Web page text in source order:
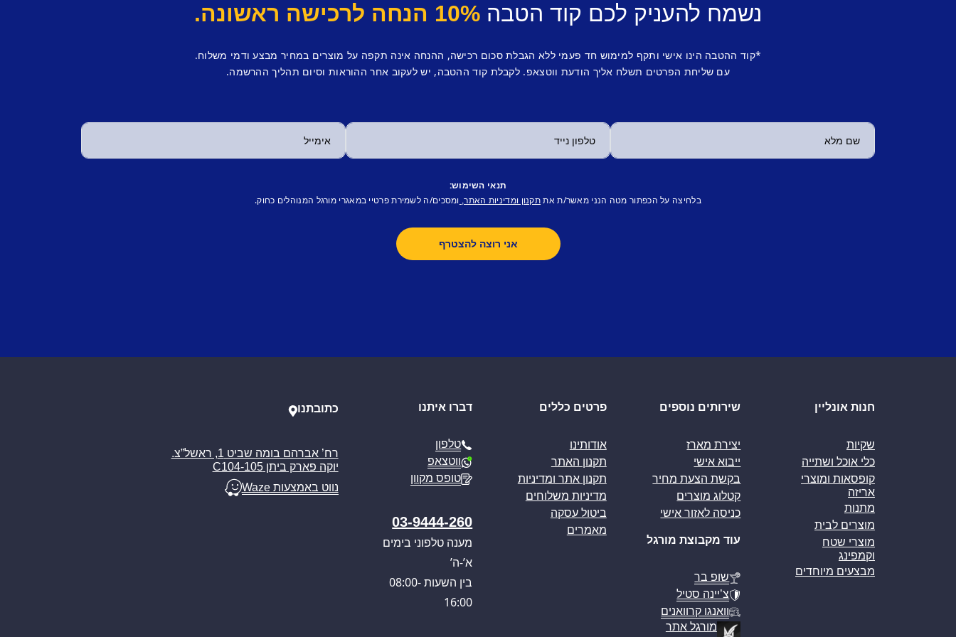
נשמח להעניק לכם קוד הטבה 10% הנחה לרכישה ראשונה.
*קוד ההטבה הינו אישי ותקף למימוש חד פעמי ללא הגבלת סכום רכישה, ההנחה אינה תקפה על מוצרים במחיר מבצע ודמי משלוח.
עם שליחת הפרטים תשלח אליך הודעת ווטצאפ. לקבלת קוד ההטבה, יש לעקוב אחר ההוראות וסיום תהליך ההרשמה.
תנאי השימוש:
בלחיצה על הכפתור מטה הנני מאשר/ת את תקנון ומדיניות האתר, ומסכים/ה לשמירת פרטיי במאגרי מורגל המנוהלים כחוק.
חנות אונליין
שקיות
כלי אוכל ושתייה
קופסאות ומוצרי
אריזה
מתנות
מוצרים לבית
מוצרי שטח
וקמפינג
מבצעים מיוחדים
שירותים נוספים
יצירת מארז
ייבוא אישי
בקשת הצעת מחיר
קטלוג מוצרים
כניסה לאזור אישי
עוד מקבוצת מורגל
שופ בר
צ’יינה סטיל
וואנגו קרוואנים
מורגל אתר
פרטים כללים
אודותינו
תקנון האתר
תקנון אתר ומדיניות
מדיניות משלוחים
ביטול עסקה
מאמרים
דברו איתנו
טלפון
ווטצאפ
טופס מקוון
03-9444-260
מענה טלפוני בימים
א’-ה’
בין השעות 08:00-
16:00
כתובתנו
רח’ אברהם בומה שביט 1, ראשל”צ.
יוקה פארק ביתן C104-105
נווט באמצעות Waze